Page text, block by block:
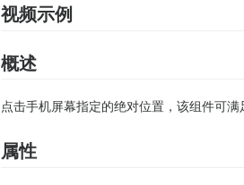
视频示例
概述
点击手机屏幕指定的绝对位置，该组件可
属性